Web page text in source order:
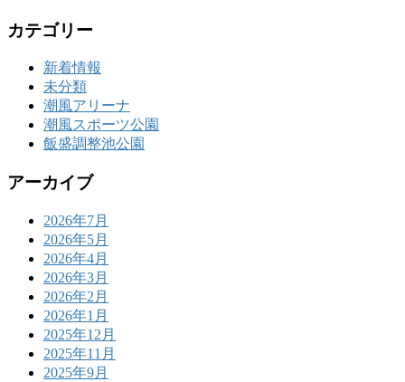
カテゴリー
新着情報
未分類
潮風アリーナ
潮風スポーツ公園
飯盛調整池公園
アーカイブ
2026年7月
2026年5月
2026年4月
2026年3月
2026年2月
2026年1月
2025年12月
2025年11月
2025年9月